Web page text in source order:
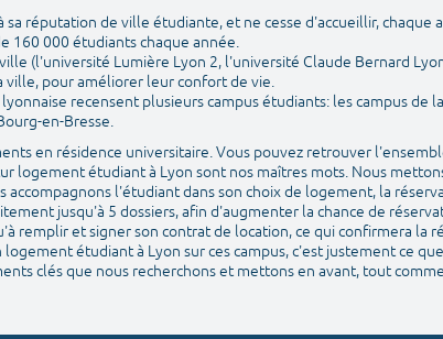
réputation de ville étudiante, et ne cesse d'accueillir, chaque
160 000 étudiants chaque année.
(l'université Lumière Lyon 2, l'université Claude Bernard
ville, pour améliorer leur confort de vie.
recensent plusieurs campus étudiants: les campus de
en-Bresse.
en résidence universitaire. Vous pouvez retrouver
logement étudiant à Lyon sont nos maîtres mots. Nous
l'étudiant dans son choix de logement, la
jusqu'à 5 dossiers, afin d'augmenter la chance de
remplir et signer son contrat de location, ce qui confirmera la
étudiant à Lyon sur ces campus, c'est justement ce
clés que nous recherchons et mettons en avant, tout